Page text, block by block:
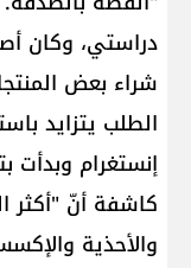
دراستي، وكان
شراء بعض
الطلب يتزايد
إنستغرام
كاشفة أنّ "أكثر
والأحذية